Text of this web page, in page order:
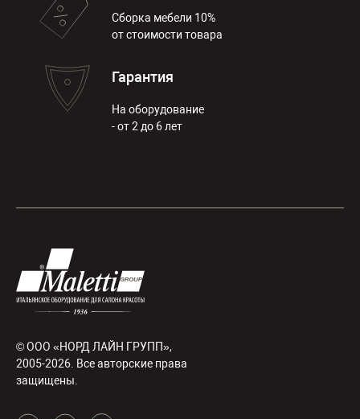
Сборка мебели 10%
от стоимости товара
Гарантия
На оборудование
- от 2 до 6 лет
© ООО «НОРД ЛАЙН ГРУПП»,
2005-2026. Все авторские права
защищены.